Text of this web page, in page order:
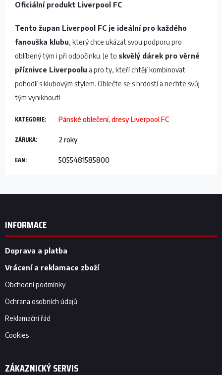
Oficiální produkt Liverpool FC
Tento župan Liverpool FC je ideální pro každého
fanouška klubu, který chce ukázat svou podporu pro
oblíbený tým i při odpočinku. Je to skvělý dárek pro věrné
příznivce Liverpoolu a pro ty, kteří chtějí kombinovat
pohodlí s klubovým stylem. Oblečte se s hrdostí a nechte svůj
tým vyniknout!
KATEGORIE: Pánské oblečení, dresy Liverpool FC
ZÁRUKA: 2 roky
EAN: 5055481585800
Z
INFORMACE
Doprava a platba
Vrácení a reklamace zboží
Obchodní podmínky
Ochrana osobních údajů
Reklamační řád
Cookies